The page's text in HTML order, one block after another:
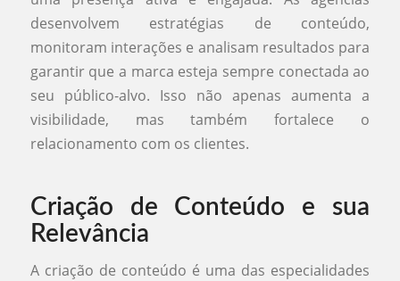
desenvolvem estratégias de conteúdo,
monitoram interações e analisam resultados para
garantir que a marca esteja sempre conectada ao
seu público-alvo. Isso não apenas aumenta a
visibilidade, mas também fortalece o
relacionamento com os clientes.
Criação de Conteúdo e sua
Relevância
A criação de conteúdo é uma das especialidades